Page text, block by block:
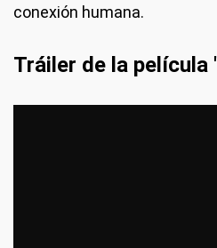
conexión humana.
Tráiler de la película